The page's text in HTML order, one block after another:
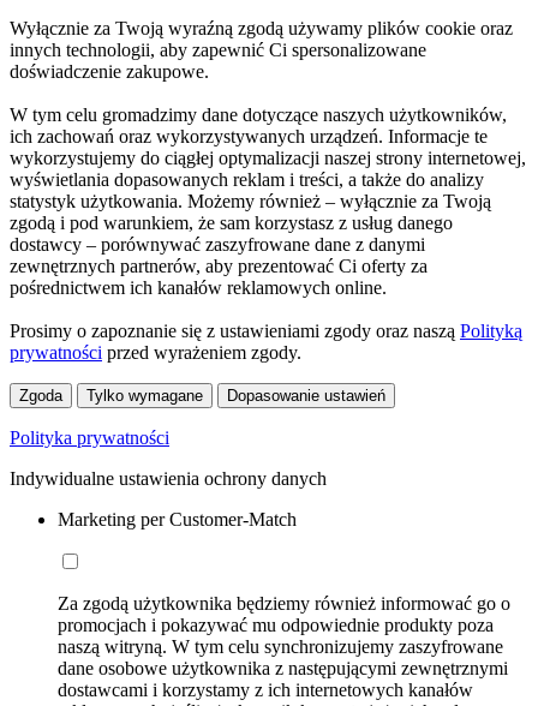
Wyłącznie za Twoją wyraźną zgodą używamy plików cookie oraz
innych technologii, aby zapewnić Ci spersonalizowane
doświadczenie zakupowe.
W tym celu gromadzimy dane dotyczące naszych użytkowników,
ich zachowań oraz wykorzystywanych urządzeń. Informacje te
wykorzystujemy do ciągłej optymalizacji naszej strony internetowej,
wyświetlania dopasowanych reklam i treści, a także do analizy
statystyk użytkowania. Możemy również – wyłącznie za Twoją
zgodą i pod warunkiem, że sam korzystasz z usług danego
dostawcy – porównywać zaszyfrowane dane z danymi
zewnętrznych partnerów, aby prezentować Ci oferty za
pośrednictwem ich kanałów reklamowych online.
Prosimy o zapoznanie się z ustawieniami zgody oraz naszą Polityką
prywatności przed wyrażeniem zgody.
Zgoda Tylko wymagane Dopasowanie ustawień
Polityka prywatności
Indywidualne ustawienia ochrony danych
Marketing per Customer-Match
Za zgodą użytkownika będziemy również informować go o
promocjach i pokazywać mu odpowiednie produkty poza
naszą witryną. W tym celu synchronizujemy zaszyfrowane
dane osobowe użytkownika z następującymi zewnętrznymi
dostawcami i korzystamy z ich internetowych kanałów